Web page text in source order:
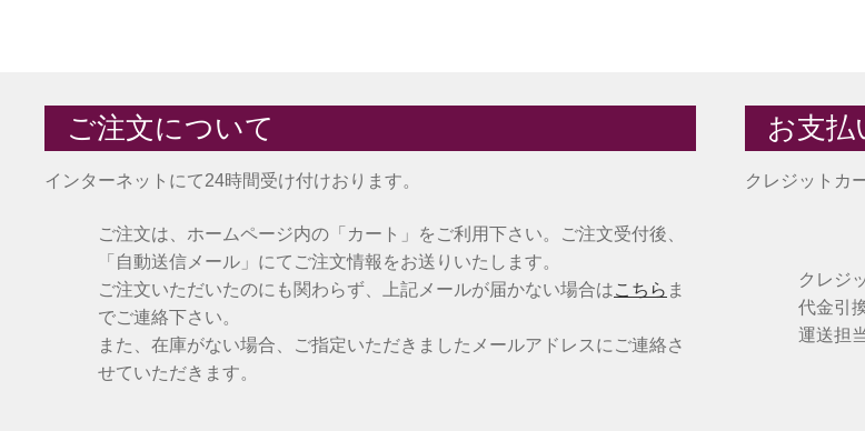
ご注文について
インターネットにて24時間受け付けおります。
ご注文は、ホームページ内の「カート」をご利用下さい。ご注文受付後、
「自動送信メール」にてご注文情報をお送りいたします。
ご注文いただいたのにも関わらず、上記メールが届かない場合はこちら ま
でご連絡下さい。
また、在庫がない場合、ご指定いただきましたメールアドレスにご連絡さ
せていただきます。
お支払
クレジットカ
クレジ
代金引
運送担